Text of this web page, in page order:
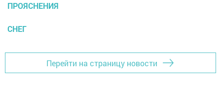
ПРОЯСНЕНИЯ
СНЕГ
Перейти на страницу новости